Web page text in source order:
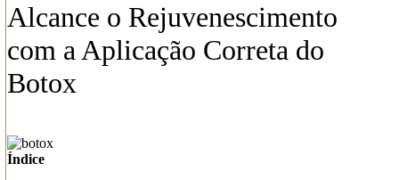
Alcance o Rejuvenescimento
com a Aplicação Correta do
Botox
Índice